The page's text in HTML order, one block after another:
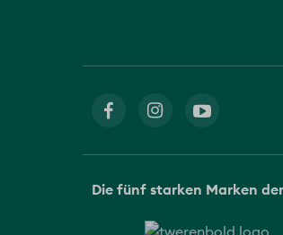
Die fünf starken Marken